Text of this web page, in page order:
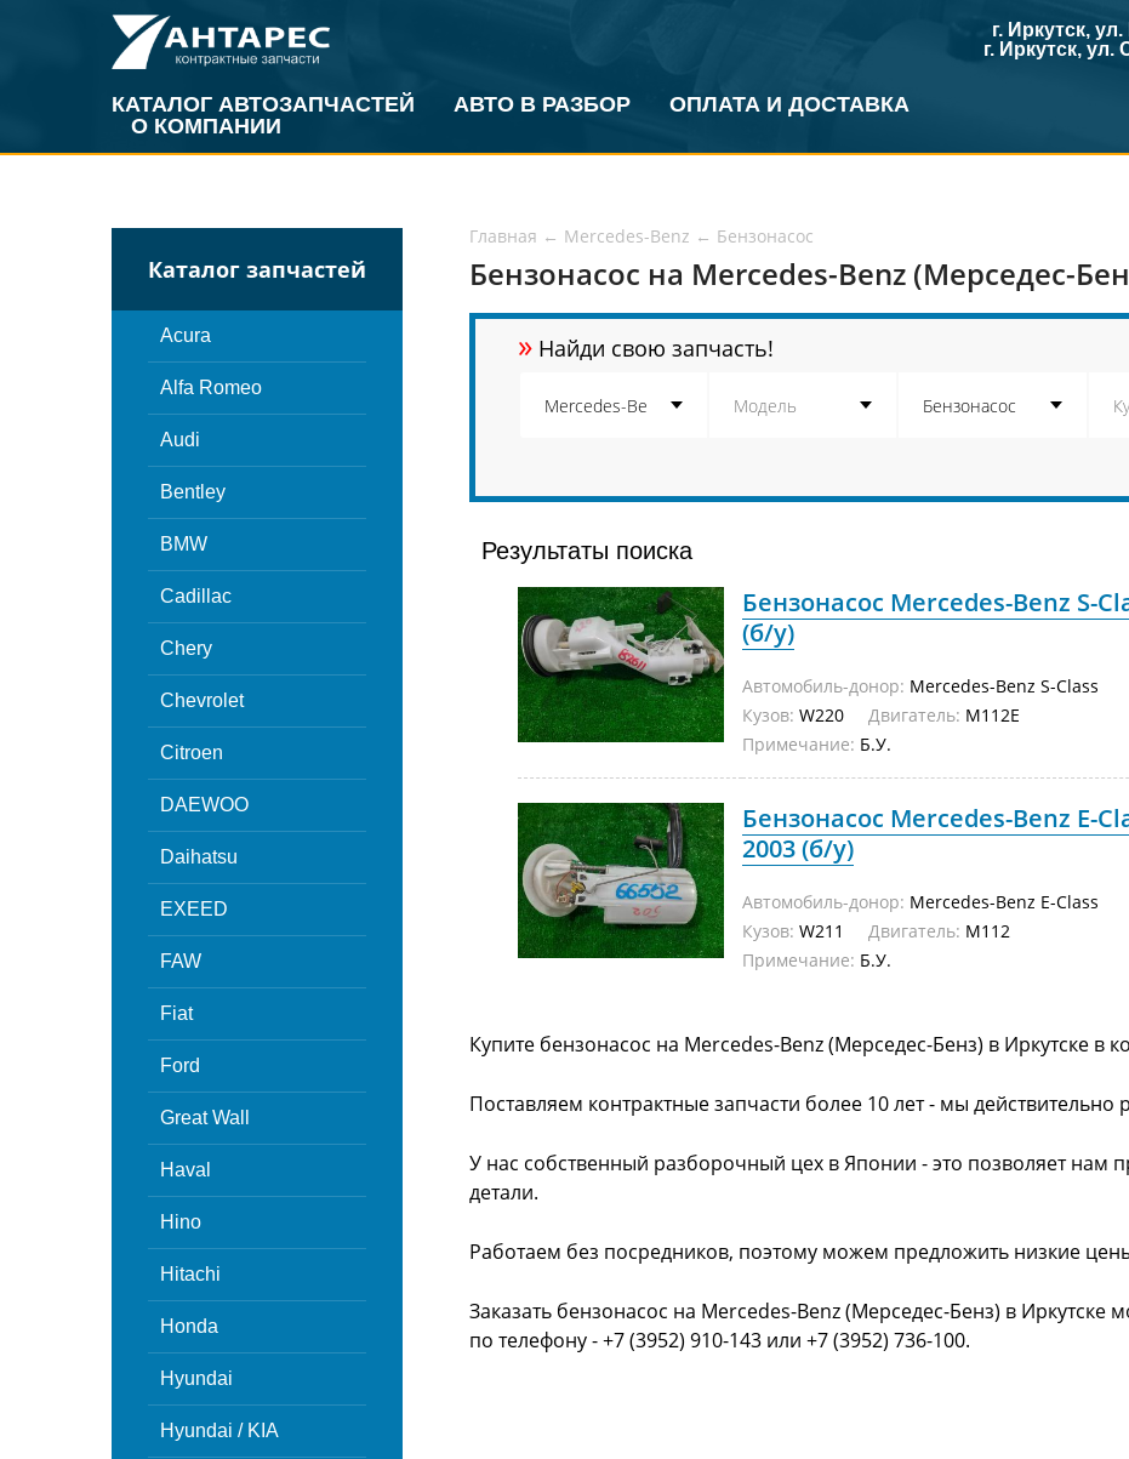
КАТАЛОГ АВТОЗАПЧАСТЕЙ АВТО В РАЗБОР
ОПЛАТА И ДОСТАВКА
О КОМПАНИИ
г. Иркутск,
г. Иркутск,
Каталог запчастей
Acura
Alfa Romeo
Audi
Bentley
BMW
Cadillac
Chery
Chevrolet
Citroen
DAEWOO
Daihatsu
EXEED
FAW
Fiat
Ford
Great Wall
Haval
Hino
Hitachi
Honda
Hyundai
Hyundai / KIA
Главная ← Mercedes-Benz ← Бензонасос
Бензонасос на Mercedes-Benz (Мерседес-
» Найди свою запчасть!
Результаты поиска
Бензонасос Mercedes-Benz S-
(б/у)
Автомобиль-донор: Mercedes-Benz S-Class
Кузов: W220 Двигатель: M112E
Примечание: Б.У.
Бензонасос Mercedes-Benz E-
2003 (б/у)
Автомобиль-донор: Mercedes-Benz E-Class
Кузов: W211 Двигатель: M112
Примечание: Б.У.
Купите бензонасос на Mercedes-Benz (Мерседес-Бенз) в Иркутске в
Поставляем контрактные запчасти более 10 лет - мы действительно
У нас собственный разборочный цех в Японии - это позволяет нам
детали.
Работаем без посредников, поэтому можем предложить низкие
Заказать бензонасос на Mercedes-Benz (Мерседес-Бенз) в Иркутске
по телефону - +7 (3952) 910-143 или +7 (3952) 736-100.